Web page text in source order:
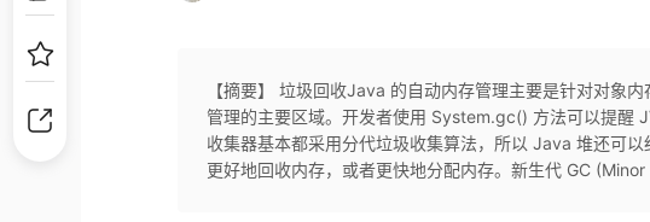
【摘要】 垃圾回收Java 的自动内存管理主要是针对对象
管理的主要区域。开发者使用 System.gc() 方法可以提醒
收集器基本都采用分代垃圾收集算法，所以 Java 堆还可
更好地回收内存，或者更快地分配内存。新生代 GC